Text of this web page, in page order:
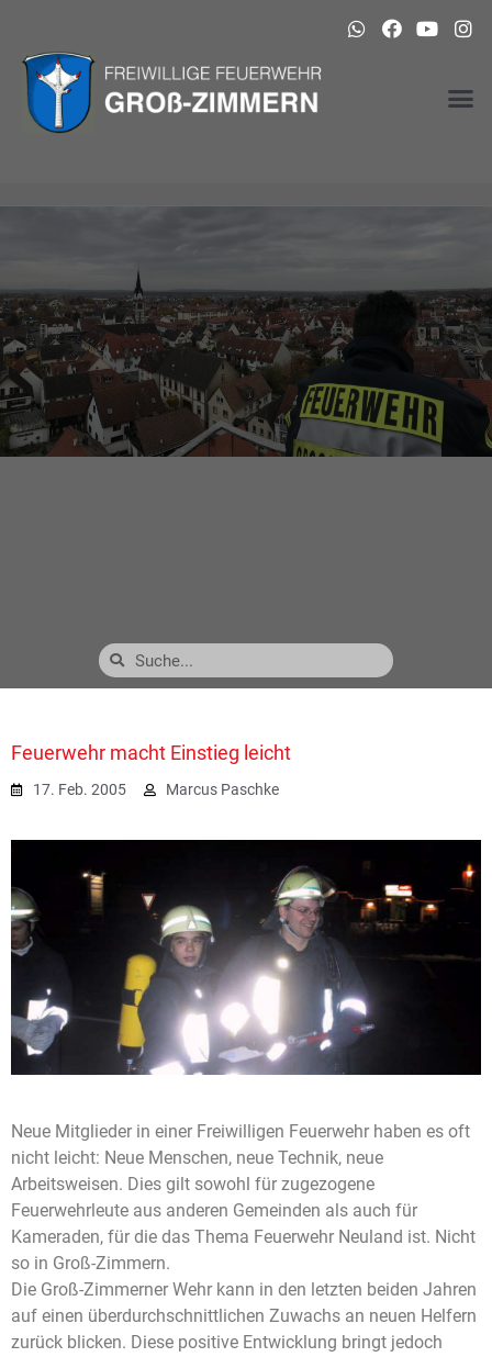
Feuerwehr macht Einstieg leicht
17. Feb. 2005 Marcus Paschke
Neue Mitglieder in einer Freiwilligen Feuerwehr haben es oft
nicht leicht: Neue Menschen, neue Technik, neue
Arbeitsweisen. Dies gilt sowohl für zugezogene
Feuerwehrleute aus anderen Gemeinden als auch für
Kameraden, für die das Thema Feuerwehr Neuland ist. Nicht
so in Groß-Zimmern.
Die Groß-Zimmerner Wehr kann in den letzten beiden Jahren
auf einen überdurchschnittlichen Zuwachs an neuen Helfern
zurück blicken. Diese positive Entwicklung bringt jedoch